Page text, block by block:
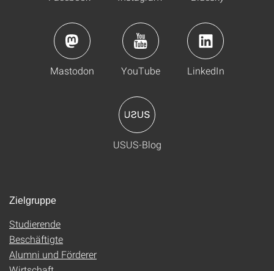
Mastodon YouTube LinkedIn
USUS-Blog
Zielgruppe
Studierende
Beschäftigte
Alumni und Förderer